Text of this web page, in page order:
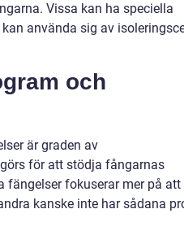
Vissa kan ha speciella
använda sig av
och
är graden av
för att stödja fångarnas
fokuserar mer på att
kanske inte har sådana